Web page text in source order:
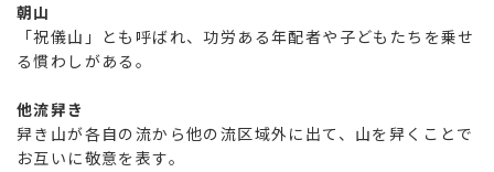
朝山
「祝儀山」とも呼ばれ、功労ある年配者や子どもたちを乗せ
る慣わしがある。
他流舁き
舁き山が各自の流から他の流区域外に出て、山を舁くことで
お互いに敬意を表す。